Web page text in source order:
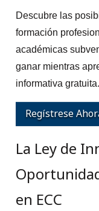
Descubre las
formación
académicas
ganar mientras
informativa gratuita.
Regístrese
La Ley de
en ECC